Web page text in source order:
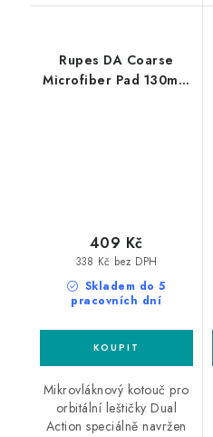
Rupes DA Coarse
Microfiber Pad 130mm
Skladem do 5
pracovních dní
338 Kč bez DPH
409 Kč
Mikrovláknový kotouč pro
orbitální leštičky Dual
Action speciálně navržen